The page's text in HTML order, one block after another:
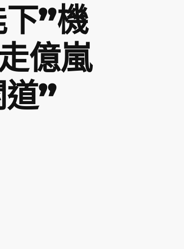
”機
億嵐
”